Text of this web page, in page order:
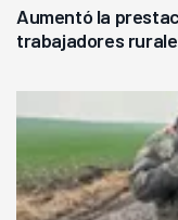
Aumentó la
trabajadores